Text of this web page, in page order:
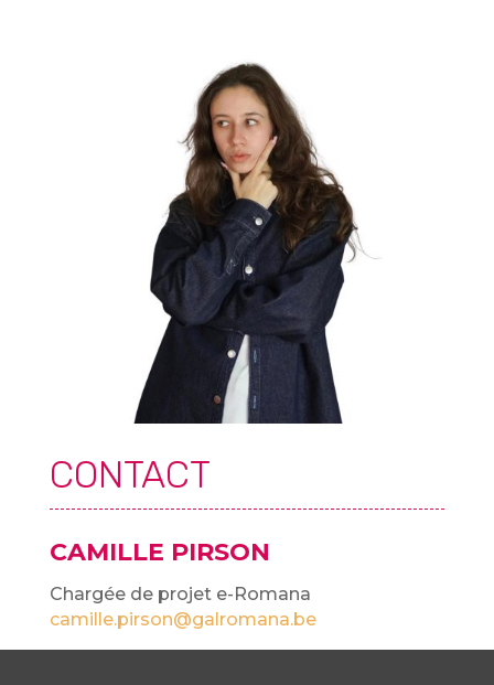
CONTACT
CAMILLE PIRSON
Chargée de projet e-Romana
camille.pirson@galromana.be